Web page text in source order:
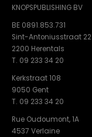
KNOPSPUBLISHING BV
BE 0891.853.731
Sint-Antoniusstraat 22
2200 Herentals
T. 09 233 34 20
Kerkstraat 108
9050 Gent
T. 09 233 34 20
Rue Oudoumont, 1A
4537 Verlaine